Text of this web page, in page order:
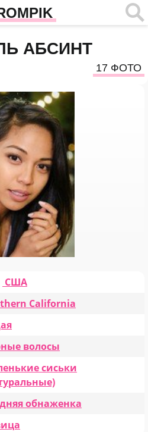
АБСИНТ
17 ФОТО
США
California
волосы
сиськи
обнаженка